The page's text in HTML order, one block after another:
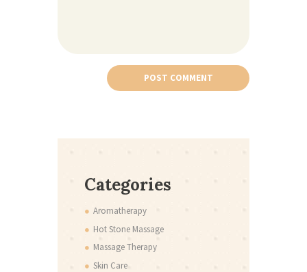
Categories
Aromatherapy
Hot Stone Massage
Massage Therapy
Skin Care